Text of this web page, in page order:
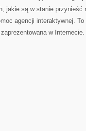
jakie są w stanie przynieść
agencji interaktywnej.
w Internecie.